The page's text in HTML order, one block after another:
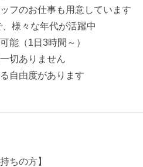
フのお仕事も用意しています
、様々な年代が活躍中
能（1日3時間～）
切ありません
自由度があります
ちの方】